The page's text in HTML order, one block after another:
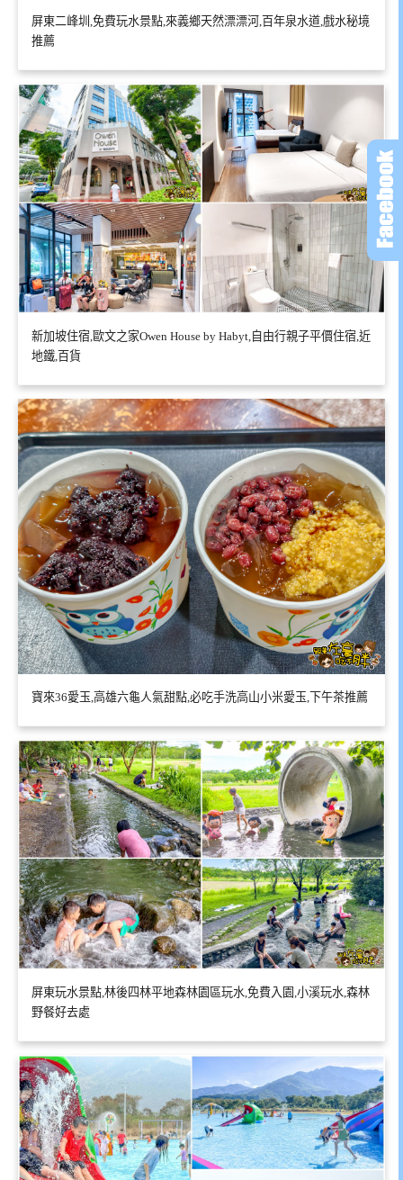
屏東二峰圳,免費玩水景點,來義鄉天然漂漂河,百年泉水道,戲水秘境
推薦
新加坡住宿,歐文之家Owen House by Habyt,自由行親子平價住宿,近
地鐵,百貨
寶來36愛玉,高雄六龜人氣甜點,必吃手洗高山小米愛玉,下午茶推薦
屏東玩水景點,林後四林平地森林園區玩水,免費入園,小溪玩水,森林
野餐好去處